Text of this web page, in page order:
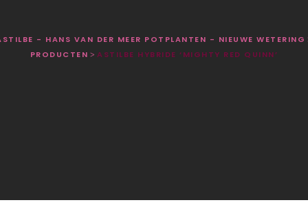
- HANS VAN DER MEER POTPLANTEN - NIEUWE WETERING
PRODUCTEN >ASTILBE HYBRIDE ‘MIGHTY RED QUINN’